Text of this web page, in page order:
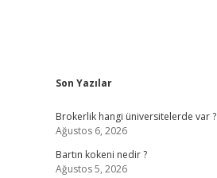
Sidebar
Son Yazılar
Brokerlik hangi üniversitelerde var ?
Ağustos 6, 2026
Bartın kokeni nedir ?
Ağustos 5, 2026